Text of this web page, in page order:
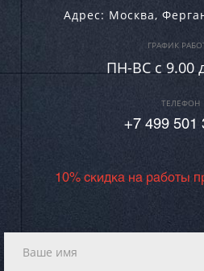
Адрес: Москва,
ГРАФИК
ПН-ВC c 9.00
ТЕЛЕФОН
+7 499 501
10% скидка на работы